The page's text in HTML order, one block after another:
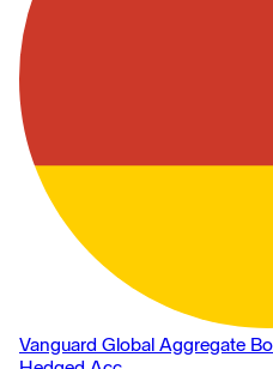
Vanguard Global Aggregate